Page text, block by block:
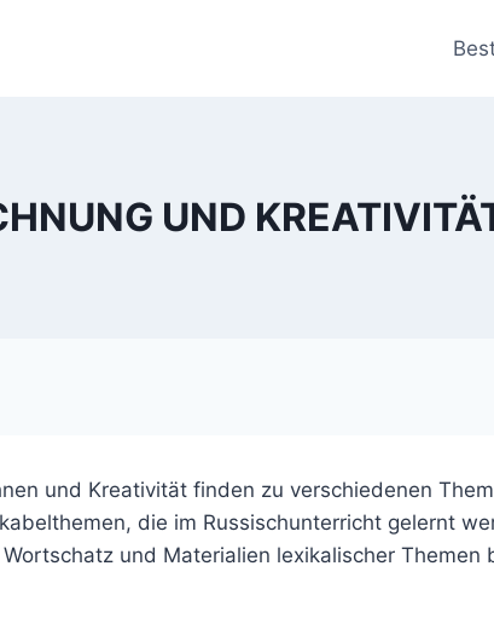
UND
und Kreativität finden zu verschiedenen
die im Russischunterricht gelernt
und Materialien lexikalischer